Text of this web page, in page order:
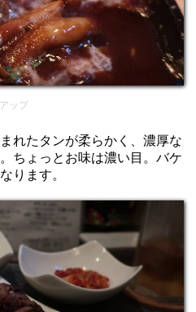
アップ
れたタンが柔らかく、濃厚な
ちょっとお味は濃い目。バケ
ります。